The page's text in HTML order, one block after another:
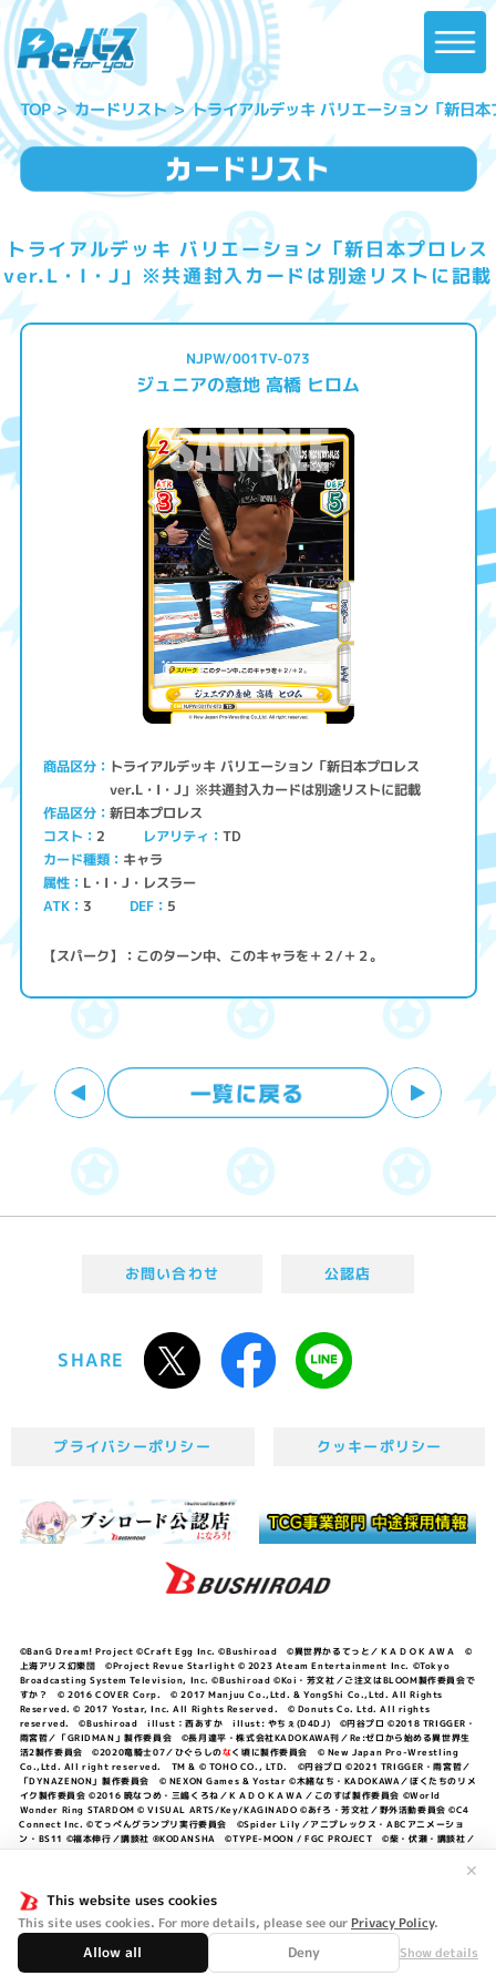
This website uses cookies
This site uses cookies. For more details, please see our Privacy Policy.
Allow all Deny Show details
✕
TOP カードリスト トライアルデッキ バリエーション「新日
トライアルデッキ バリエーション「新日本プロレス
ver.L・I・J」※共通封入カードは別途リストに記載
NJPW/001TV-073
ジュニアの意地 高橋 ヒロム
商品区分 トライアルデッキ バリエーション「新日本プロレス
ver.L・I・J」※共通封入カードは別途リストに記載
作品区分 新日本プロレス
コスト 2 レアリティ TD
カード種類 キャラ
属性 L・I・J・レスラー
ATK 3 DEF 5
【スパーク】：このターン中、このキャラを＋２/＋２。
お問い合わせ 公認店
SHARE
プライバシーポリシー クッキーポリシー
©BanG Dream! Project ©Craft Egg Inc. ©Bushiroad ©異世界かるてっと／ＫＡＤＯＫＡＷＡ ©
上海アリス幻樂団 ©Project Revue Starlight © 2023 Ateam Entertainment Inc. ©Tokyo
Broadcasting System Television, Inc. ©Bushiroad ©Koi・芳文社／ご注文はBLOOM製作委員会で
すか？ © 2016 COVER Corp. © 2017 Manjuu Co.,Ltd. & YongShi Co.,Ltd. All Rights
Reserved. © 2017 Yostar, Inc. All Rights Reserved. © Donuts Co. Ltd. All rights
reserved. ©Bushiroad illust：西あすか illust: やちぇ(D4DJ) ©円谷プロ ©2018 TRIGGER・
雨宮哲／「GRIDMAN」製作委員会 ©長月達平・株式会社KADOKAWA刊／Re:ゼロから始める異世界生
活2製作委員会 ©2020竜騎士07／ひぐらしのなく頃に製作委員会 © New Japan Pro-Wrestling
Co.,Ltd. All right reserved. TM & © TOHO CO., LTD. ©円谷プロ ©2021 TRIGGER・雨宮哲／
「DYNAZENON」製作委員会 © NEXON Games & Yostar ©木緒なち・KADOKAWA／ぼくたちのリメ
イク製作委員会 ©2016 暁なつめ・三嶋くろね／ＫＡＤＯＫＡＷＡ／このすば製作委員会 ©World
Wonder Ring STARDOM © VISUAL ARTS/Key/KAGINADO ©あfろ・芳文社／野外活動委員会 ©C4
Connect Inc. ©てっぺんグランプリ実行委員会 ©Spider Lily／アニプレックス・ABCアニメーショ
ン・BS11 ©福本伸行／講談社 ®KODANSHA ©TYPE-MOON / FGC PROJECT ©柴・伏瀬・講談社／
©中村力斗・野澤ゆき子／集英社・君のことが大大大大大好きな製作委員会 ©IIS-P／ぽんのみち製作委
員会 ©円谷プロ ©2023 TRIGGER・雨宮哲／「劇場版グリッドマンユニバース」製作委員会 © NEXON
Games／アビドス商店街 ©プロジェクトラブライブ！蓮ノ空女学院スクールアイドルクラブ ©「勇気爆
発バーンブレイバーン」製作委員会